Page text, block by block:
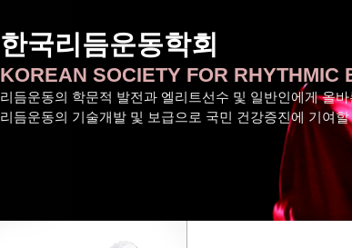
한국리듬운동학회
KOREAN SOCIETY FOR RHYTHMIC
리듬운동의 학문적 발전과 엘리트선수 및 일반인에게 올바
리듬운동의 기술개발 및 보급으로 국민 건강증진에 기여